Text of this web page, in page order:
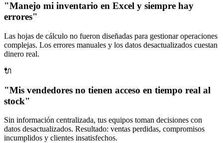
"Manejo mi inventario en Excel y siempre hay
errores"
Las hojas de cálculo no fueron diseñadas para gestionar operaciones
complejas. Los errores manuales y los datos desactualizados cuestan
dinero real.
🔌
"Mis vendedores no tienen acceso en tiempo real al
stock"
Sin información centralizada, tus equipos toman decisiones con
datos desactualizados. Resultado: ventas perdidas, compromisos
incumplidos y clientes insatisfechos.